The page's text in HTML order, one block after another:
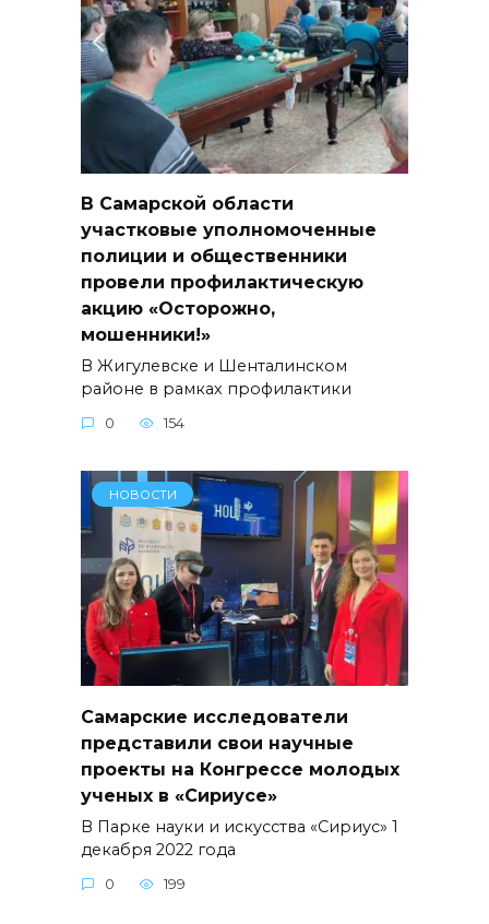
В Самарской области
участковые уполномоченные
полиции и общественники
провели профилактическую
акцию «Осторожно,
мошенники!»
В Жигулевске и Шенталинском
районе в рамках профилактики
0 154
НОВОСТИ
Самарские исследователи
представили свои научные
проекты на Конгрессе молодых
ученых в «Сириусе»
В Парке науки и искусства «Сириус» 1
декабря 2022 года
0 199